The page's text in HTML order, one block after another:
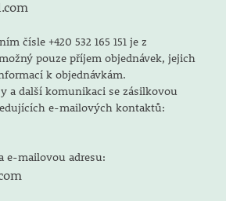
čísle +420 532 165 151 je z
pouze příjem objednávek, jejich
k objednávkám.
a další komunikaci se zásilkovou
e-mailových kontaktů:
e-mailovou adresu: